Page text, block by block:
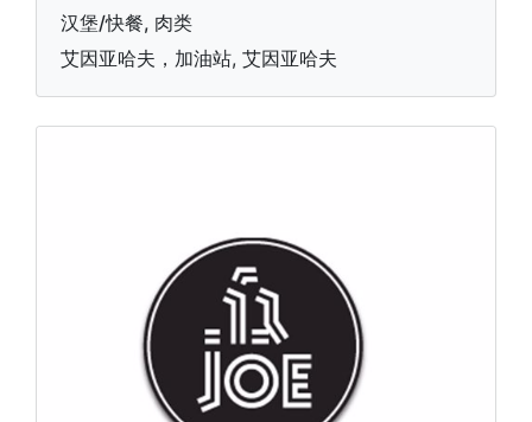
汉堡/快餐, 肉类
艾因亚哈夫，加油站, 艾因亚哈夫